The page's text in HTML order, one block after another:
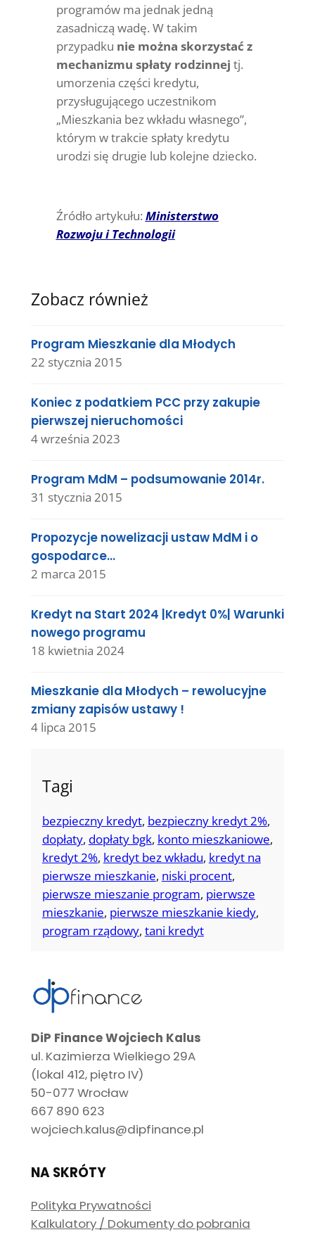
programów ma jednak jedną
zasadniczą wadę. W takim
przypadku nie można skorzystać z
mechanizmu spłaty rodzinnej tj.
umorzenia części kredytu,
przysługującego uczestnikom
„Mieszkania bez wkładu własnego”,
którym w trakcie spłaty kredytu
urodzi się drugie lub kolejne dziecko.
Źródło artykułu: Ministerstwo
Rozwoju i Technologii
Zobacz również
Program Mieszkanie dla Młodych
22 stycznia 2015
Koniec z podatkiem PCC przy zakupie
pierwszej nieruchomości
4 września 2023
Program MdM – podsumowanie 2014r.
31 stycznia 2015
Propozycje nowelizacji ustaw MdM i o
gospodarce…
2 marca 2015
Kredyt na Start 2024 |Kredyt 0%| Warunki
nowego programu
18 kwietnia 2024
Mieszkanie dla Młodych – rewolucyjne
zmiany zapisów ustawy !
4 lipca 2015
Tagi
bezpieczny kredyt, bezpieczny kredyt 2%
dopłaty, dopłaty bgk, konto mieszkaniowe
kredyt 2%, kredyt bez wkładu, kredyt na
pierwsze mieszkanie, niski procent
pierwsze mieszanie program, pierwsze
mieszkanie, pierwsze mieszkanie kiedy
program rządowy, tani kredyt
DiP Finance Wojciech Kalus
ul. Kazimierza Wielkiego 29A
(lokal 412, piętro IV)
50-077 Wrocław
667 890 623
wojciech.kalus@dipfinance.pl
NA SKRÓTY
Polityka Prywatności
Kalkulatory / Dokumenty do pobrania